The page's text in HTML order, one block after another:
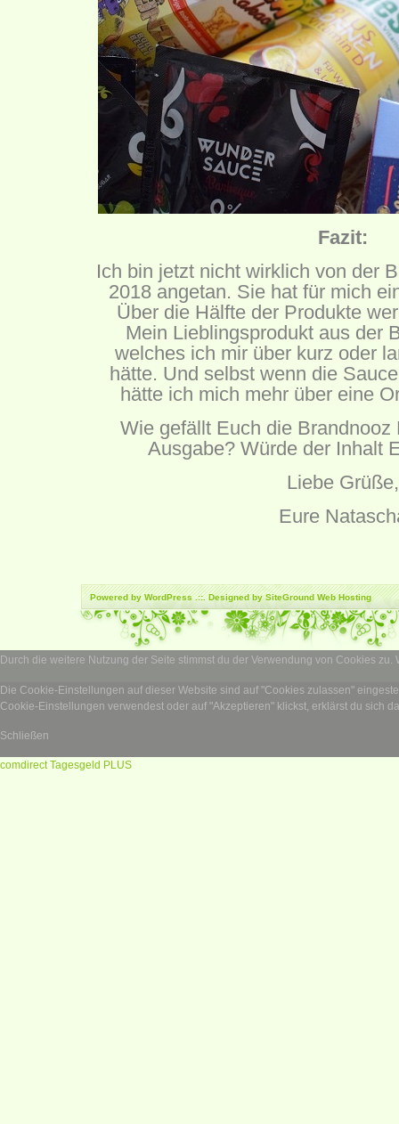
Fazit:
Ich bin jetzt nicht wirklich von der
2018 angetan. Sie hat für mich
Über die Hälfte der Produkte
Mein Lieblingsprodukt aus der
welches ich mir über kurz oder
hätte. Und selbst wenn die
hätte ich mich mehr über eine
Wie gefällt Euch die Brandnooz
Ausgabe? Würde der Inhalt
Liebe Grüße,
Eure
Powered byWordPress.::. Designed by SiteGroundWeb Hosting
Durch die weitere Nutzung der Seite stimmst du der Verwendung von Cookies zu.
Die Cookie-Einstellungen auf dieser Website sind auf "Cookies zulassen"
Cookie-Einstellungen verwendest oder auf "Akzeptieren" klickst, erklärst du sich
Schließen
comdirect Tagesgeld PLUS